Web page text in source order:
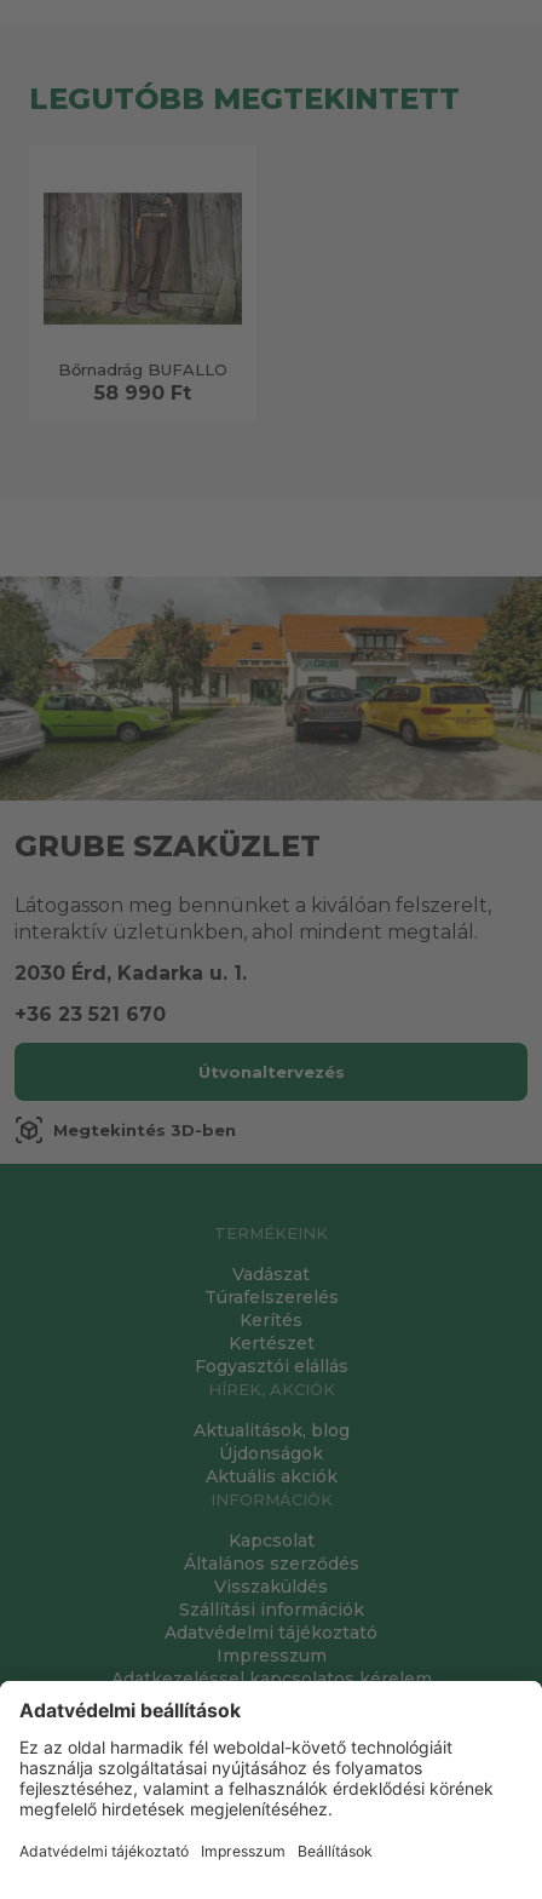
LEGUTÓBB MEGTEKINTETT
Bőrnadrág BUFALLO
58 990 Ft
GRUBE SZAKÜZLET
Látogasson meg bennünket a kiválóan felszerelt,
interaktív üzletünkben, ahol mindent megtalál.
2030 Érd, Kadarka u. 1.
+36 23 521 670
Útvonaltervezés
view_in_ar Megtekintés 3D-ben
TERMÉKEINK
Vadászat
Túrafelszerelés
Kerítés
Kertészet
Fogyasztói elállás
HÍREK, AKCIÓK
Aktualitások, blog
Újdonságok
Aktuális akciók
INFORMÁCIÓK
Kapcsolat
Általános szerződés
Visszaküldés
Szállítási információk
Adatvédelmi tájékoztató
Impresszum
Adatkezeléssel kapcsolatos kérelem